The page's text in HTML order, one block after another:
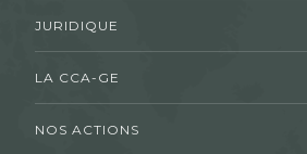
JURIDIQUE
LA CCA-GE
NOS ACTIONS